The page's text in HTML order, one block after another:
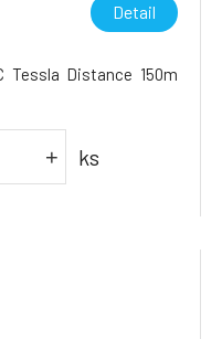
Detail
Tessla Distance 150m
+ ks